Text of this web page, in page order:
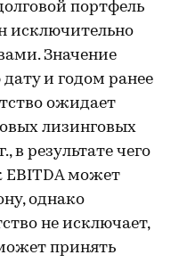
портфель
исключительно
Значение
и годом ранее
ожидает
лизинговых
в результате чего
EBITDA может
однако
не исключает,
принять